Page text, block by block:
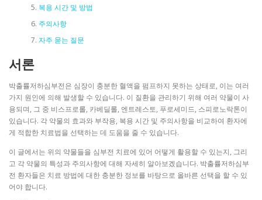
복용 시간 및 방법
주의사항
자주 묻는 질문
서론
박출률저하심부전은 심장이 충분한 혈액을 펌프하지 못하는 상태로, 이는 여러
가지 원인에 의해 발생할 수 있습니다. 이 질환을 관리하기 위해 여러 약물이 사
용되며, 그 중 비스프로롤, 카베딜롤, 엔트레스토, 푸로세미드, 스피로노락톤이
있습니다. 각 약물의 효과와 부작용, 복용 시간 및 주의사항을 비교하여 환자에
게 적합한 치료법을 선택하는 데 도움을 줄 수 있습니다.
이 글에서는 위의 약물들을 심부전 치료에 있어 어떻게 활용할 수 있는지, 그리
고 각 약물의 특성과 주의사항에 대해 자세히 알아보겠습니다. 박출률저하심부
전 환자들은 치료 방법에 대한 충분한 정보를 바탕으로 올바른 선택을 할 수 있
어야 합니다.